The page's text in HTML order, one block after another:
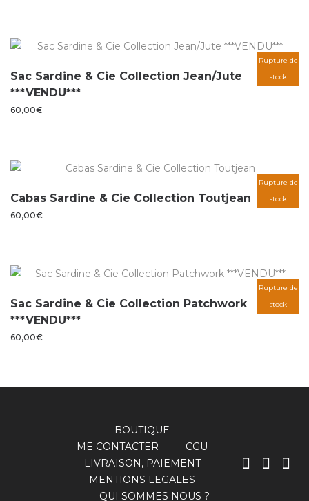
Rupture de
stock
Sac Sardine & Cie Collection Jean/Jute
***VENDU***
60,00€
Rupture de
stock
Cabas Sardine & Cie Collection Toutjean
60,00€
Rupture de
stock
Sac Sardine & Cie Collection Patchwork
***VENDU***
60,00€
BOUTIQUE
ME CONTACTER
CGU
LIVRAISON, PAIEMENT
MENTIONS LEGALES
QUI SOMMES NOUS ?